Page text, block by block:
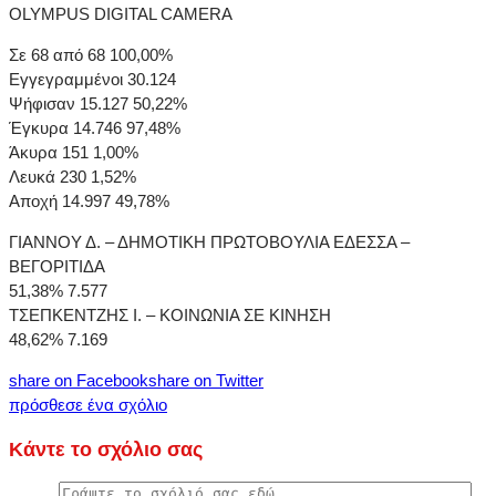
OLYMPUS DIGITAL CAMERA
Σε 68 από 68 100,00%
Εγγεγραμμένοι 30.124
Ψήφισαν 15.127 50,22%
Έγκυρα 14.746 97,48%
Άκυρα 151 1,00%
Λευκά 230 1,52%
Αποχή 14.997 49,78%
ΓΙΑΝΝΟΥ Δ. – ΔΗΜΟΤΙΚΗ ΠΡΩΤΟΒΟΥΛΙΑ ΕΔΕΣΣΑ –
ΒΕΓΟΡΙΤΙΔΑ
51,38% 7.577
ΤΣΕΠΚΕΝΤΖΗΣ Ι. – ΚΟΙΝΩΝΙΑ ΣΕ ΚΙΝΗΣΗ
48,62% 7.169
share on Facebookshare on Twitter
πρόσθεσε ένα σχόλιο
Κάντε το σχόλιο σας